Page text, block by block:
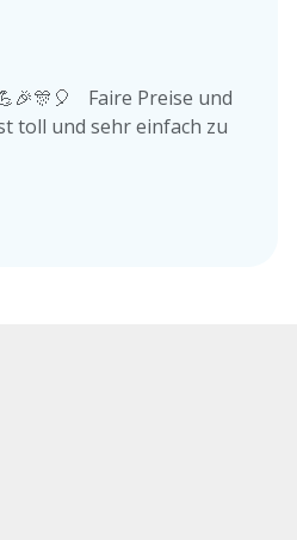
Faire Preise und
toll und sehr einfach zu